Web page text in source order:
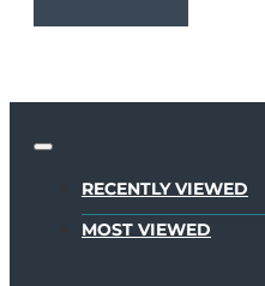
RECENTLY VIEWED
MOST VIEWED